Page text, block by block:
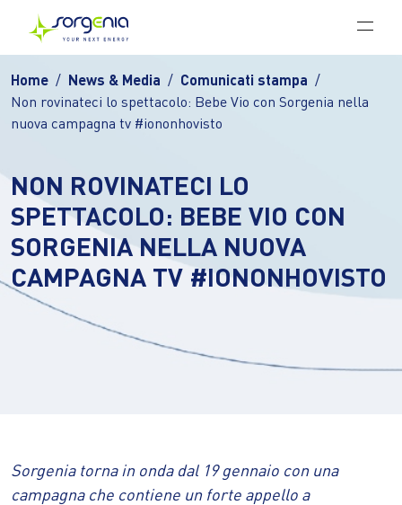
Vai al contenuto principale
Home News & Media
Comunicati stampa
Non rovinateci lo spettacolo: Bebe Vio con Sorgenia nella
nuova campagna tv #iononhovisto
NON ROVINATECI LO
SPETTACOLO: BEBE VIO CON
SORGENIA NELLA NUOVA
CAMPAGNA TV #IONONHOVISTO
Sorgenia torna in onda dal 19 gennaio con una
campagna che contiene un forte appello a